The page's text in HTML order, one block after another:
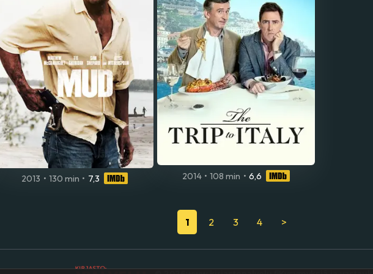
2013 • 130 min • 7,3 2014 • 108 min • 6,6
1 2 3 4 >